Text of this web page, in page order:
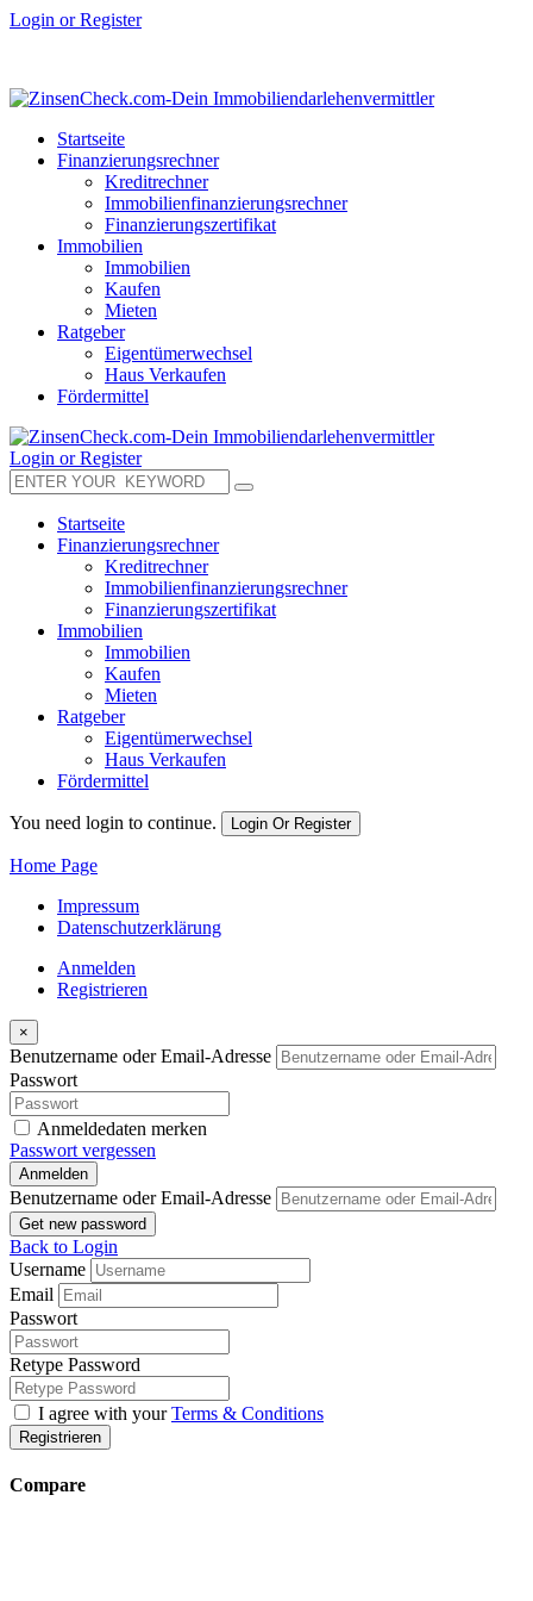
Login or Register
Startseite
Finanzierungsrechner
Kreditrechner
Immobilienfinanzierungsrechner
Finanzierungszertifikat
Immobilien
Immobilien
Kaufen
Mieten
Ratgeber
Eigentümerwechsel
Haus Verkaufen
Fördermittel
Login or Register
Startseite
Finanzierungsrechner
Kreditrechner
Immobilienfinanzierungsrechner
Finanzierungszertifikat
Immobilien
Immobilien
Kaufen
Mieten
Ratgeber
Eigentümerwechsel
Haus Verkaufen
Fördermittel
You need login to continue. Login Or Register
Home Page
Impressum
Datenschutzerklärung
Anmelden
Registrieren
×
Benutzername oder Email-Adresse
Passwort
Anmeldedaten merken
Passwort vergessen
Anmelden
Benutzername oder Email-Adresse
Get new password
Back to Login
Username
Email
Passwort
Retype Password
I agree with yourTerms & Conditions
Registrieren
Compare